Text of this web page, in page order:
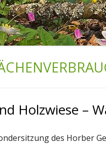
Holzwiese –
des Horber